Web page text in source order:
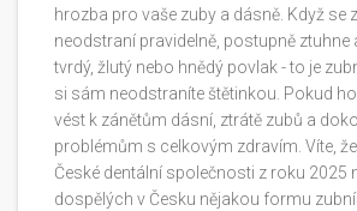
hrozba pro vaše zuby a dásně. Když se
neodstraní pravidelně, postupně ztuhne
tvrdý, žlutý nebo hnědý povlak - to je
si sám neodstraníte štětinkou. Pokud
vést k zánětům dásní, ztrátě zubů a
problémům s celkovým zdravím. Víte,
České dentální společnosti z roku 2025
dospělých v Česku nějakou formu